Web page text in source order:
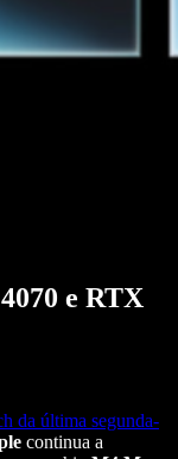
e RTX
da última segunda-
continua a